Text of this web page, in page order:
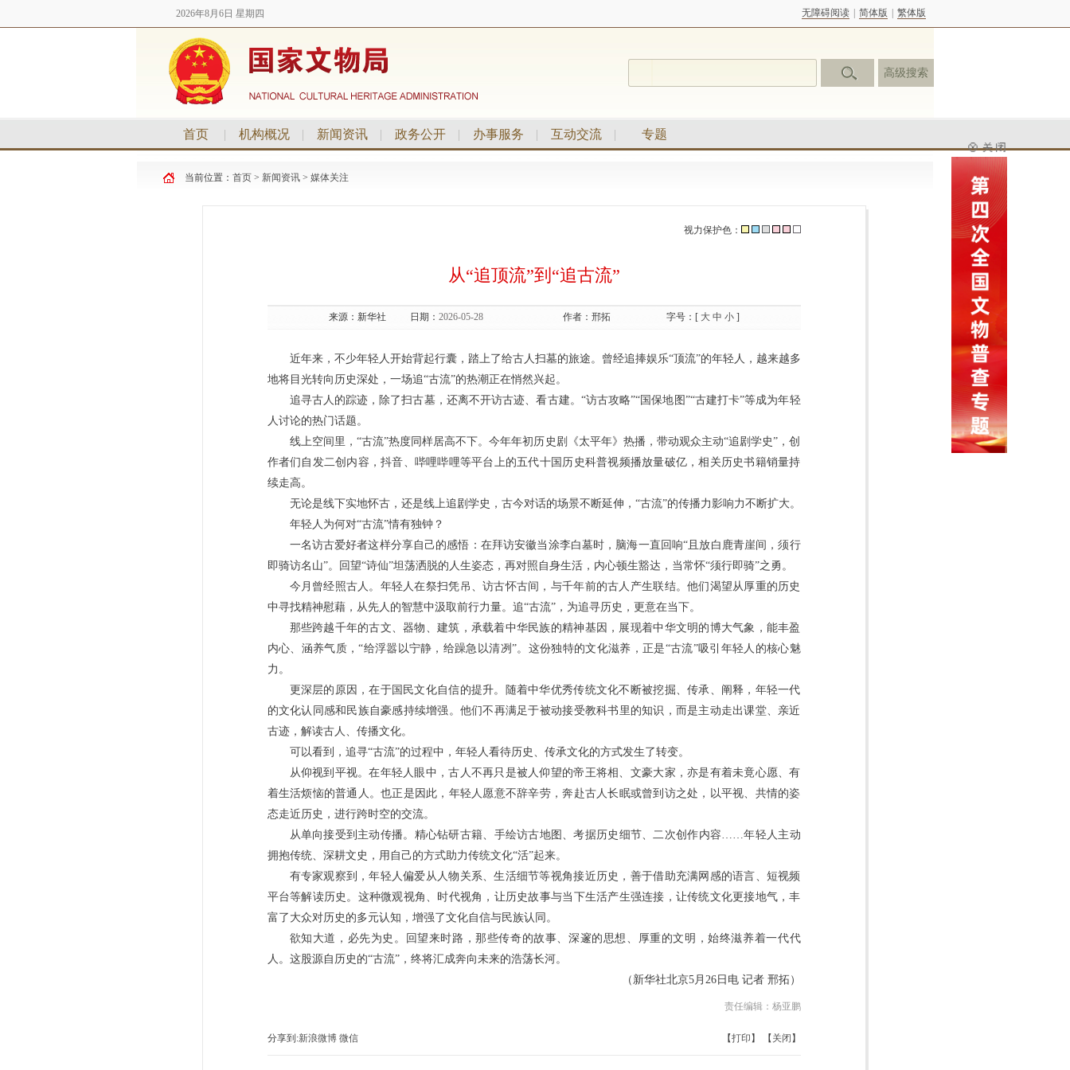
2026年8月6日 星期四 无障碍阅读 简体版 繁体版
高级搜索
首页 | 机构概况 | 新闻资讯 | 政务公开 | 办事服务 | 互动交流 | 专题
当前位置： 首页 > 新闻资讯 > 媒体关注
视力保护色：
从“追顶流”到“追古流”
来源： 新华社 日期： 2026-05-28 作者： 邢拓 字号：[ 大 中 小]
近年来，不少年轻人开始背起行囊，踏上了给古人扫墓的旅途。曾经追捧娱乐“顶流”的年轻人，越来越多
地将目光转向历史深处，一场追“古流”的热潮正在悄然兴起。
追寻古人的踪迹，除了扫古墓，还离不开访古迹、看古建。“访古攻略”“国保地图”“古建打卡”等成为年轻
人讨论的热门话题。
线上空间里，“古流”热度同样居高不下。今年年初历史剧《太平年》热播，带动观众主动“追剧学史”，创
作者们自发二创内容，抖音、哔哩哔哩等平台上的五代十国历史科普视频播放量破亿，相关历史书籍销量持
续走高。
无论是线下实地怀古，还是线上追剧学史，古今对话的场景不断延伸，“古流”的传播力影响力不断扩大。
年轻人为何对“古流”情有独钟？
一名访古爱好者这样分享自己的感悟：在拜访安徽当涂李白墓时，脑海一直回响“且放白鹿青崖间，须行
即骑访名山”。回望“诗仙”坦荡洒脱的人生姿态，再对照自身生活，内心顿生豁达，当常怀“须行即骑”之勇。
今月曾经照古人。年轻人在祭扫凭吊、访古怀古间，与千年前的古人产生联结。他们渴望从厚重的历史
中寻找精神慰藉，从先人的智慧中汲取前行力量。追“古流”，为追寻历史，更意在当下。
那些跨越千年的古文、器物、建筑，承载着中华民族的精神基因，展现着中华文明的博大气象，能丰盈
内心、涵养气质，“给浮嚣以宁静，给躁急以清冽”。这份独特的文化滋养，正是“古流”吸引年轻人的核心魅
力。
更深层的原因，在于国民文化自信的提升。随着中华优秀传统文化不断被挖掘、传承、阐释，年轻一代
的文化认同感和民族自豪感持续增强。他们不再满足于被动接受教科书里的知识，而是主动走出课堂、亲近
古迹，解读古人、传播文化。
可以看到，追寻“古流”的过程中，年轻人看待历史、传承文化的方式发生了转变。
从仰视到平视。在年轻人眼中，古人不再只是被人仰望的帝王将相、文豪大家，亦是有着未竟心愿、有
着生活烦恼的普通人。也正是因此，年轻人愿意不辞辛劳，奔赴古人长眠或曾到访之处，以平视、共情的姿
态走近历史，进行跨时空的交流。
从单向接受到主动传播。精心钻研古籍、手绘访古地图、考据历史细节、二次创作内容……年轻人主动
拥抱传统、深耕文史，用自己的方式助力传统文化“活”起来。
有专家观察到，年轻人偏爱从人物关系、生活细节等视角接近历史，善于借助充满网感的语言、短视频
平台等解读历史。这种微观视角、时代视角，让历史故事与当下生活产生强连接，让传统文化更接地气，丰
富了大众对历史的多元认知，增强了文化自信与民族认同。
欲知大道，必先为史。回望来时路，那些传奇的故事、深邃的思想、厚重的文明，始终滋养着一代代
人。这股源自历史的“古流”，终将汇成奔向未来的浩荡长河。
（新华社北京5月26日电 记者 邢拓）
责任编辑： 杨亚鹏
分享到:新浪微博 微信 【打印 】 【 关闭 】